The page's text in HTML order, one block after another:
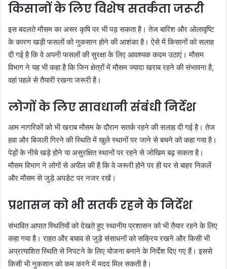
किसानों के लिए विशेष सतर्कता जरूरी
इस बदलते मौसम का असर कृषि पर भी पड़ सकता है। तेज बारिश और ओलावृष्टि
के कारण खड़ी फसलों को नुकसान होने की आशंका है। ऐसे में किसानों को सलाह
दी गई है कि वे अपनी फसलों की सुरक्षा के लिए आवश्यक कदम उठाएं। मौसम
विभाग ने यह भी कहा है कि जिन क्षेत्रों में मौसम ज्यादा खराब रहने की संभावना है,
वहां पहले से तैयारी रखना जरूरी है।
लोगों के लिए सावधानी संबंधी निर्देश
आम नागरिकों को भी खराब मौसम के दौरान सतर्क रहने की सलाह दी गई है। तेज
हवा और बिजली गिरने की स्थिति में खुले स्थानों पर जाने से बचने को कहा गया है।
पेड़ों के नीचे खड़े होने या असुरक्षित स्थानों पर रहने से जोखिम बढ़ सकता है।
मौसम विभाग ने लोगों से अपील की है कि वे जरूरी होने पर ही घर से बाहर निकलें
और मौसम से जुड़े अपडेट पर नजर रखें।
प्रशासन को भी सतर्क रहने के निर्देश
संभावित आपात स्थितियों को देखते हुए स्थानीय प्रशासन को भी तैयार रहने के लिए
कहा गया है। राहत और बचाव से जुड़े संसाधनों को सक्रिय रखने और किसी भी
अप्रत्याशित स्थिति से निपटने के लिए योजना बनाने के निर्देश दिए गए हैं। इससे
किसी भी नुकसान को कम करने में मदद मिल सकती है।